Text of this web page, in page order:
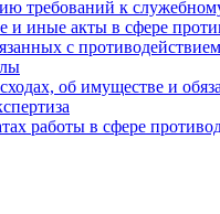
требований к
иные акты в сфере
с
об имуществе и
работы в сфере